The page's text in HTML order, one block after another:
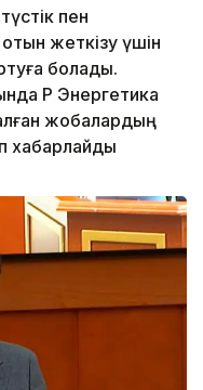
пен
жеткізу үшін
болады.
ҚР Энергетика
жобалардың
хабарлайды